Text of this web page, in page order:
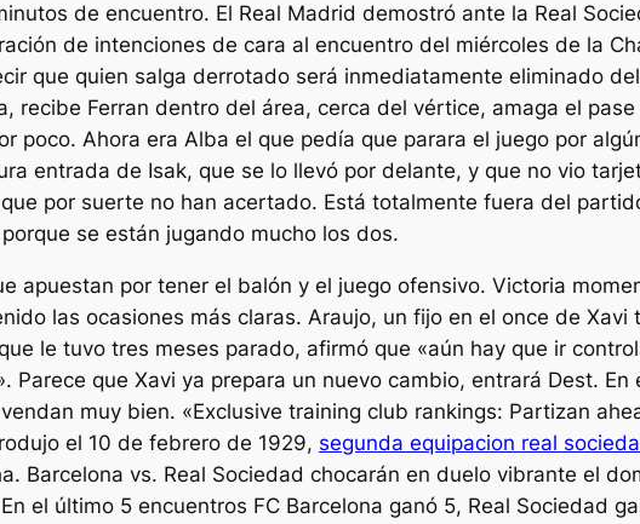
de encuentro. El Real Madrid demostró ante la Real
de intenciones de cara al encuentro del miércoles de la
que quien salga derrotado será inmediatamente eliminado
recibe Ferran dentro del área, cerca del vértice, amaga el
poco. Ahora era Alba el que pedía que parara el juego por
entrada de Isak, que se lo llevó por delante, y que no vio
por suerte no han acertado. Está totalmente fuera del
se están jugando mucho los dos.
apuestan por tener el balón y el juego ofensivo. Victoria
las ocasiones más claras. Araujo, un fijo en el once de Xavi
le tuvo tres meses parado, afirmó que «aún hay que ir
que Xavi ya prepara un nuevo cambio, entrará Dest. En
muy bien. «Exclusive training club rankings: Partizan
el 10 de febrero de 1929, segunda equipacion real
Barcelona vs. Real Sociedad chocarán en duelo vibrante el
el último 5 encuentros FC Barcelona ganó 5, Real Sociedad